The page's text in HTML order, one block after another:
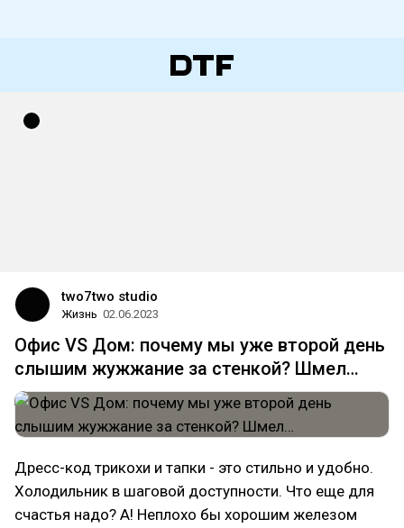
two7two studio
Жизнь 02.06.2023
Oфис VS Дом: почему мы уже второй день
слышим жужжание за стенкой? Шмел…
Дресс-код трикохи и тапки - это стильно и удобно.
Холодильник в шаговой доступности. Что еще для
счастья надо? А! Неплохо бы хорошим железом